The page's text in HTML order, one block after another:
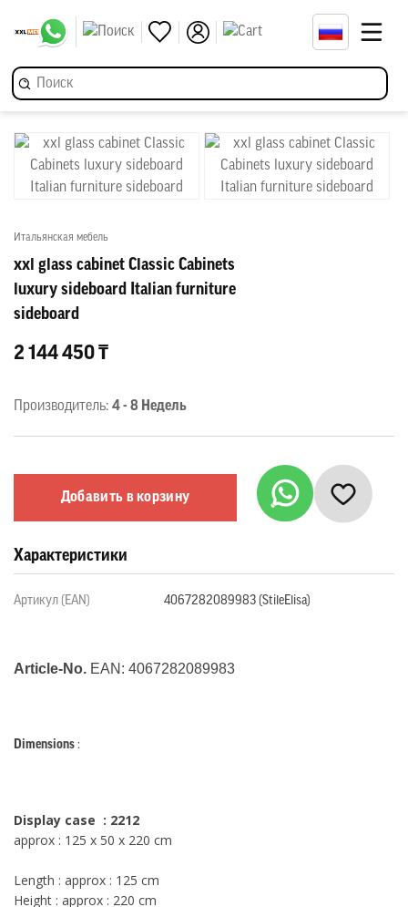
Итальянская мебель
xxl glass cabinet Classic Cabinets
luxury sideboard Italian furniture
sideboard
2 144 450 ₸
Производитель: 4 - 8 Недель
Добавить в корзину
Характеристики
Артикул (EAN) 4067282089983 (StileElisa)
Article-No. EAN: 4067282089983
Dimensions :
Display case : 2212
approx : 125 x 50 x 220 cm
Length : approx : 125 cm
Height : approx : 220 cm